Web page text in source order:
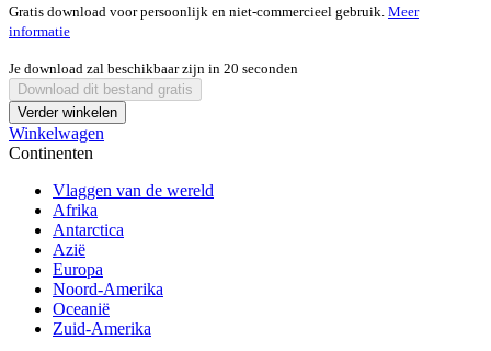
Gratis download voor persoonlijk en niet-commercieel gebruik. Meer
informatie
Je download zal beschikbaar zijn in 20 seconden
Download dit bestand gratis
Verder winkelen
Winkelwagen
Continenten
Vlaggen van de wereld
Afrika
Antarctica
Azië
Europa
Noord-Amerika
Oceanië
Zuid-Amerika